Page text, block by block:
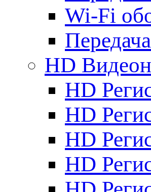
Wi-Fi
HD
HD
HD
HD
HD